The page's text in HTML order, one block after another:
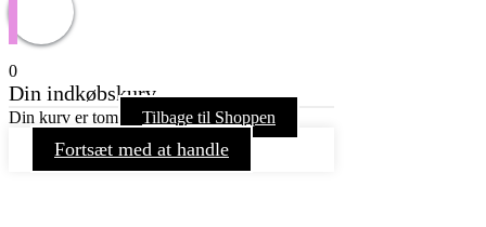
0
Din indkøbskurv
Din kurv er tom Tilbage til Shoppen
Fortsæt med at handle